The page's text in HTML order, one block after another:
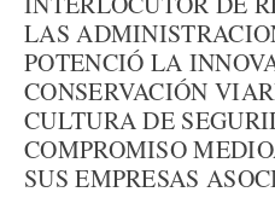
LAS
POTENCIÓ LA
CONSERVACIÓN
CULTURA DE
COMPROMISO
SUS EMPRESAS